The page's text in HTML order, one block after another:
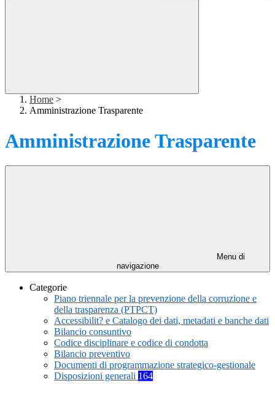
Home >
Amministrazione Trasparente
Amministrazione Trasparente
Menu di
navigazione
Categorie
Piano triennale per la prevenzione della corruzione e
della trasparenza (PTPCT)
Accessibilit? e Catalogo dei dati, metadati e banche dati
Bilancio consuntivo
Codice disciplinare e codice di condotta
Bilancio preventivo
Documenti di programmazione strategico-gestionale
Disposizioni generali 164